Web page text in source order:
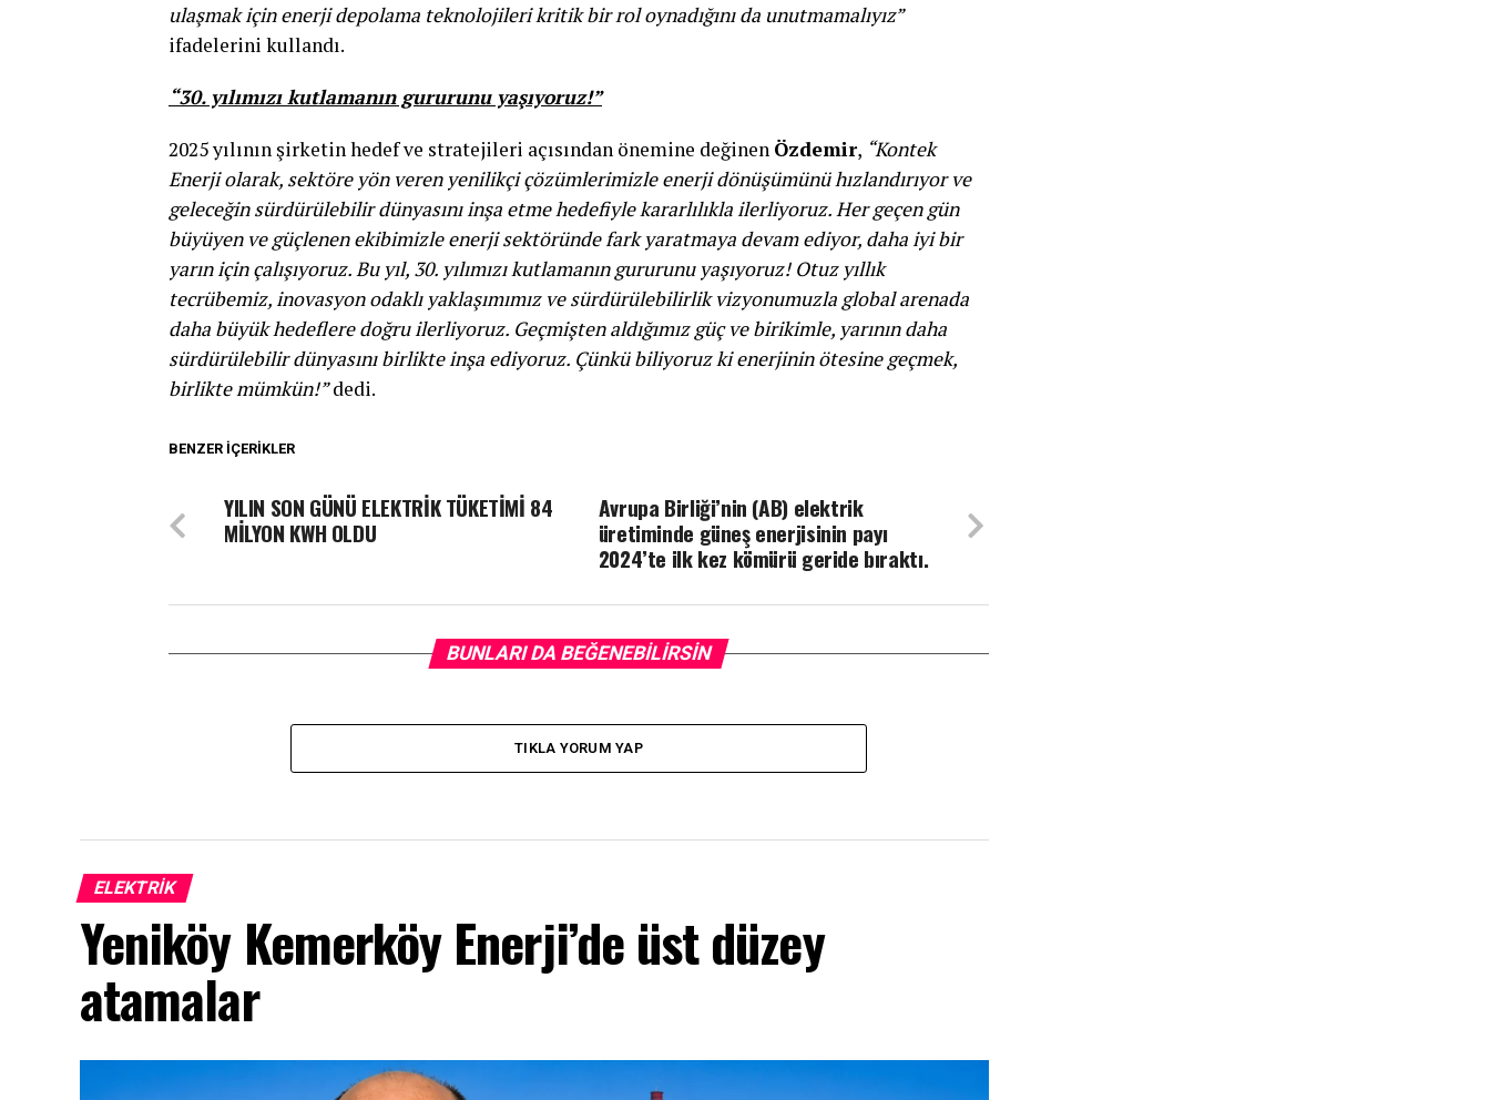
ulaşmak için enerji depolama teknolojileri kritik bir rol oynadığını da unutmamalıyız”
ifadelerini kullandı.
“30. yılımızı kutlamanın gururunu yaşıyoruz!”
2025 yılının şirketin hedef ve stratejileri açısından önemine değinen Özdemir, “Kontek
Enerji olarak, sektöre yön veren yenilikçi çözümlerimizle enerji dönüşümünü hızlandırıyor ve
geleceğin sürdürülebilir dünyasını inşa etme hedefiyle kararlılıkla ilerliyoruz. Her geçen gün
büyüyen ve güçlenen ekibimizle enerji sektöründe fark yaratmaya devam ediyor, daha iyi bir
yarın için çalışıyoruz. Bu yıl, 30. yılımızı kutlamanın gururunu yaşıyoruz! Otuz yıllık
tecrübemiz, inovasyon odaklı yaklaşımımız ve sürdürülebilirlik vizyonumuzla global arenada
daha büyük hedeflere doğru ilerliyoruz. Geçmişten aldığımız güç ve birikimle, yarının daha
sürdürülebilir dünyasını birlikte inşa ediyoruz. Çünkü biliyoruz ki enerjinin ötesine geçmek,
birlikte mümkün!”dedi.
BENZER İÇERIKLER
Avrupa Birliği’nin (AB) elektrik
üretiminde güneş enerjisinin payı
2024’te ilk kez kömürü geride bıraktı.
YILIN SON GÜNÜ ELEKTRİK TÜKETİMİ 84
MİLYON KWH OLDU
BUNLARI DA BEĞENEBILIRSIN
TIKLA YORUM YAP
ELEKTRİK
Yeniköy Kemerköy Enerji’de üst düzey
atamalar